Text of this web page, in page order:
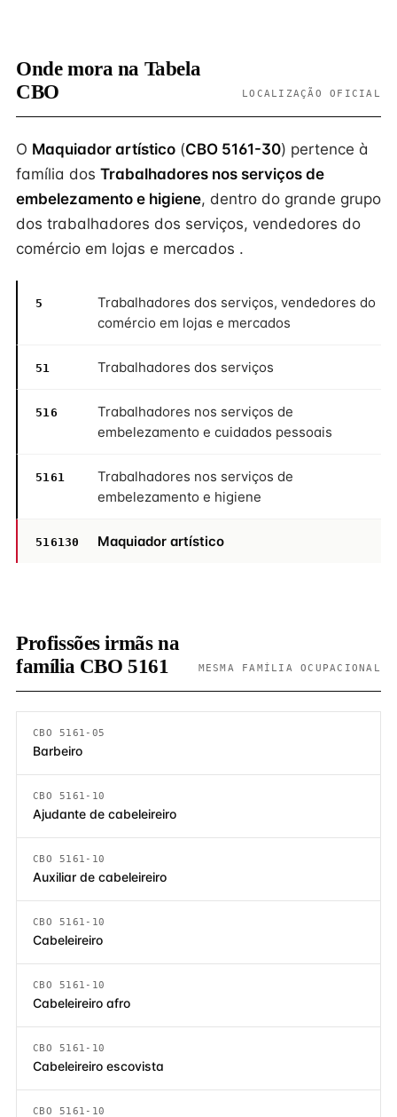
Onde mora na Tabela
CBO
LOCALIZAÇÃO OFICIAL
O Maquiador artístico (CBO 5161-30) pertence à
família dos Trabalhadores nos serviços de
embelezamento e higiene, dentro do grande grupo
dos trabalhadores dos serviços, vendedores do
comércio em lojas e mercados .
5
Trabalhadores dos serviços, vendedores do
comércio em lojas e mercados
51 Trabalhadores dos serviços
516
Trabalhadores nos serviços de
embelezamento e cuidados pessoais
5161
Trabalhadores nos serviços de
embelezamento e higiene
516130 Maquiador artístico
Profissões irmãs na
família CBO 5161
MESMA FAMÍLIA OCUPACIONAL
CBO 5161-05
Barbeiro
CBO 5161-10
Ajudante de cabeleireiro
CBO 5161-10
Auxiliar de cabeleireiro
CBO 5161-10
Cabeleireiro
CBO 5161-10
Cabeleireiro afro
CBO 5161-10
Cabeleireiro escovista
CBO 5161-10